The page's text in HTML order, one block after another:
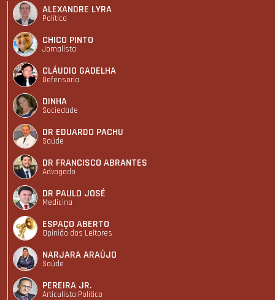
ALEXANDRE LYRA
Política
CHICO PINTO
Jornalista
CLÁUDIO GADELHA
Defensoria
DINHA
Sociedade
DR EDUARDO PACHU
Saúde
DR FRANCISCO ABRANTES
Advogado
DR PAULO JOSÉ
Medicina
ESPAÇO ABERTO
Opinião dos Leitores
NARJARA ARAÚJO
Saúde
PEREIRA JR.
Articulista Polí­tico